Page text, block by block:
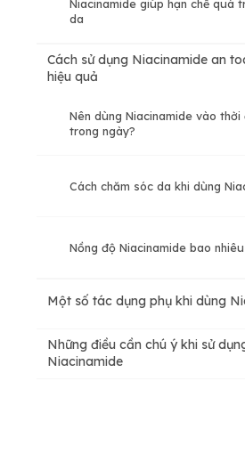
Niacinamide giúp hạn chế quá
da
Cách sử dụng Niacinamide an
hiệu quả
Nên dùng Niacinamide vào thời
trong ngày?
Cách chăm sóc da khi dùng
Nồng độ Niacinamide bao
Một số tác dụng phụ khi dùng
Những điều cần chú ý khi sử
Niacinamide